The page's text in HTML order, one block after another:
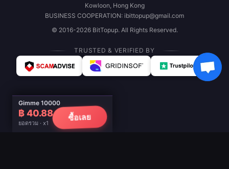
Gimme 10000
฿ 40.88
ยอดรวม · x1
ซื้อเลย
Kowloon, Hong Kong
BUSINESS COOPERATION: ibittopup@gmail.com
© 2016-2026 BitTopup. All Rights Reserved.
TRUSTED & VERIFIED BY